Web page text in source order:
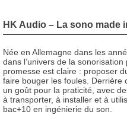
HK Audio – La sono made
Née en Allemagne dans les
dans l’univers de la
promesse est claire : proposer
faire bouger les foules. Derrière
un goût pour la praticité, avec
à transporter, à installer et à
bac+10 en ingénierie du son.